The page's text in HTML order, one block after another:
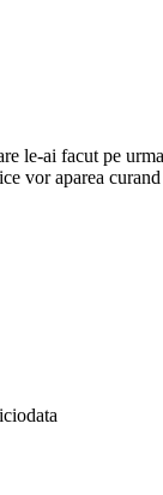
le-ai facut pe
vor aparea